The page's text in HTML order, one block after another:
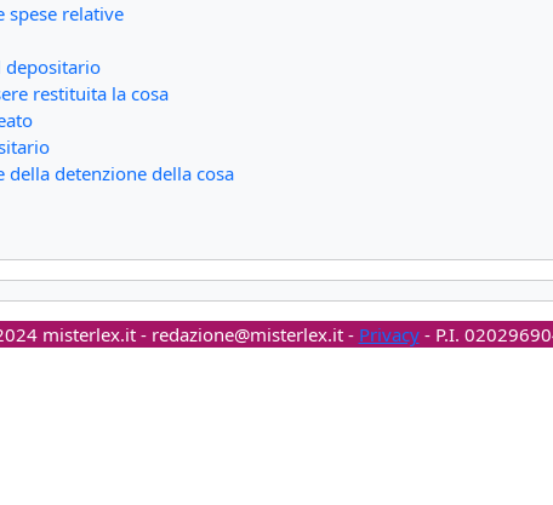
spese relative
depositario
restituita la cosa
detenzione della cosa
misterlex.it - redazione@misterlex.it- Privacy- P.I.